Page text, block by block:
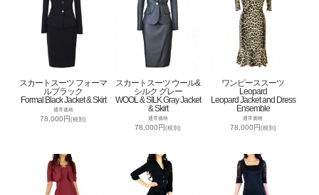
スカートスーツ フォーマ
ルブラック
Formal Black Jacket & Skirt
通常価格
78,000円(税別)
スカートスーツ ウール&
シルク グレー
WOOL & SILK Gray Jacket
& Skirt
通常価格
78,000円(税別)
ワンピーススーツ
Leopard
Leopard Jacket and Dress
Ensemble
通常価格
78,000円(税別)